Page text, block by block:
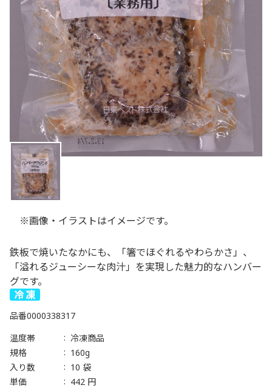
※画像・イラストはイメージです。
鉄板で焼いたなかにも、「箸でほぐれるやわらかさ」、
「溢れるジューシーな肉汁」を実現した魅力的なハンバー
グです。
品番0000338317
温度帯
冷凍商品
規格
160g
入り数
10 袋
単価
442 円